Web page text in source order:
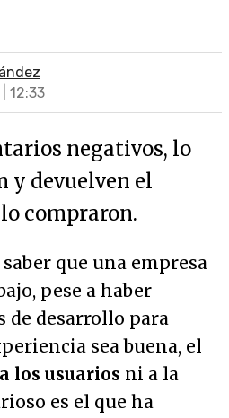
12:33
negativos, lo
y devuelven el
compraron.
que una empresa
pese a haber
de desarrollo para
sea buena, el
los usuarios ni a la
es el que ha